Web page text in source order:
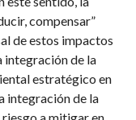
compensar”
de estos impactos
integración de la
estratégico en
integración de la